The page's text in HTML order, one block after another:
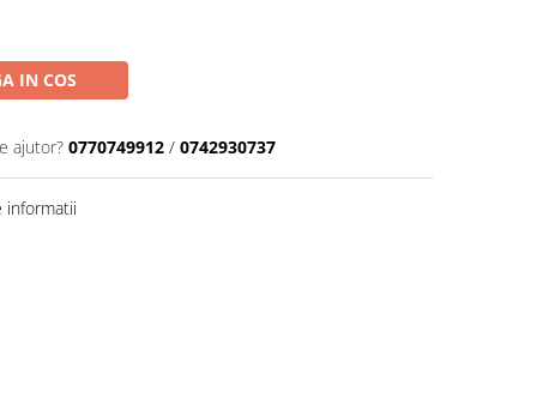
IN COS
ajutor? 0770749912 / 0742930737
informatii